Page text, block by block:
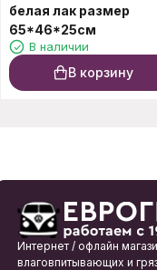
белая лак размер
65*46*25см
В наличии
В корзину
Интернет / офлайн
влаговпитывающих и